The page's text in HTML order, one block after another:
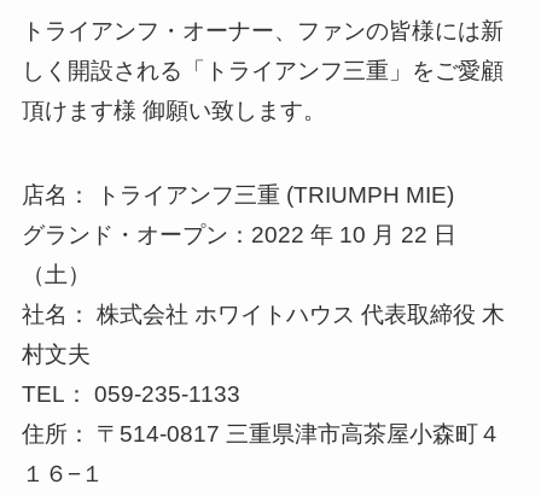
トライアンフ・オーナー、ファンの皆様には新
しく開設される「トライアンフ三重」をご愛顧
頂けます様 御願い致します。
店名： トライアンフ三重 (TRIUMPH MIE)
グランド・オープン：2022 年 10 月 22 日
（土）
社名： 株式会社 ホワイトハウス 代表取締役 木
村文夫
TEL： 059-235-1133
住所： 〒514-0817 三重県津市高茶屋小森町４
１６−１